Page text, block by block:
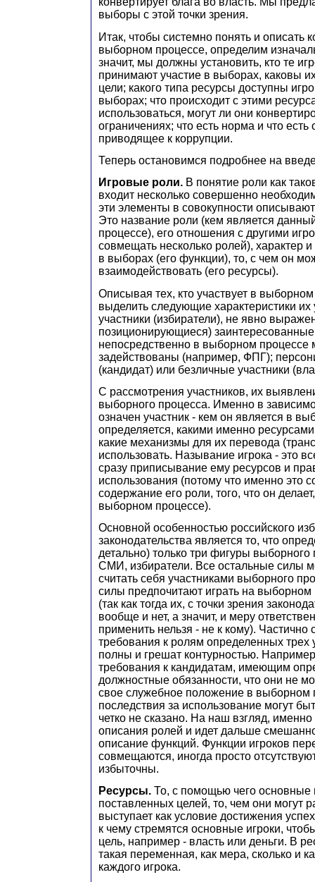
выборы с этой точки зрения.
Итак, чтобы системно понять и описать
выборном процессе, определим
значит, мы должны установить, кто те
принимают участие в выборах, каковы
цели; какого типа ресурсы доступны
выборах; что происходит с этими
использоваться, могут ли они
ограничениях; что есть норма и что
приводящее к коррупции.
Теперь остановимся подробнее на
Игровые роли. В понятие роли как
входит несколько совершенно
эти элементы в совокупности
Это название роли (кем является
процессе), его отношения с другими
совмещать несколько ролей), характер и
в выборах (его функции), то, с чем он
взаимодействовать (его ресурсы).
Описывая тех, кто участвует в
выделить следующие характеристики их
участники (избиратели), не явно
позиционирующиеся)
непосредственно в выборном процессе
задействованы (например, ФПГ);
(кандидат) или безличные участники
С рассмотрения участников, их
выборного процесса. Именно в
означен участник - кем он является в
определяется, какими именно
какие механизмы для их перевода
использовать. Называние игрока - это
сразу приписывание ему ресурсов и
использования (потому что именно это
содержание его роли, того, что он
выборном процессе).
Основной особенностью российского
законодательства является то, что
детально) только три фигуры выборного
СМИ, избиратели. Все остальные силы
считать себя участниками выборного
силы предпочитают играть на
(так как тогда их, с точки зрения
вообще и нет, а значит, и меру
применить нельзя - не к кому).
требования к ролям определенных трех
полны и грешат контурностью.
требования к кандидатам, имеющим
должностные обязанности, что они не
свое служебное положение в выборном
последствия за использование могут
четко не сказано. На наш взгляд, именно
описания ролей и идет дальше
описание функций. Функции игроков
совмещаются, иногда просто
избыточны.
Ресурсы. То, с помощью чего основные
поставленных целей, то, чем они могут
выступает как условие достижения
к чему стремятся основные игроки,
цель, например - власть или деньги. В
такая переменная, как мера, сколько и
каждого игрока.